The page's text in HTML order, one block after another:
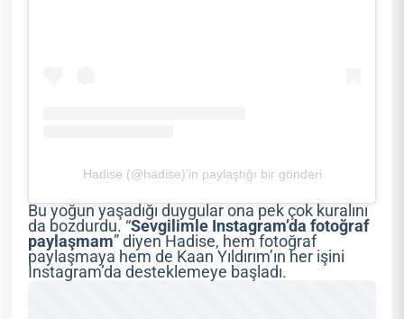
Hadise (@hadise)’in paylaştığı bir gönderi
Bu yoğun yaşadığı duygular ona pek çok kuralını
da bozdurdu. “Sevgilimle Instagram’da fotoğraf
paylaşmam” diyen Hadise, hem fotoğraf
paylaşmaya hem de Kaan Yıldırım’ın her işini
Instagram’da desteklemeye başladı.